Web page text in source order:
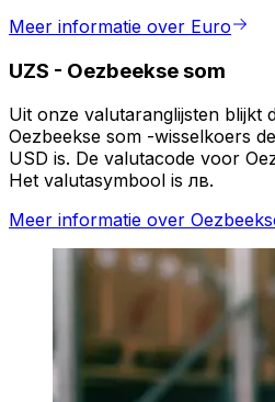
Meer informatie over Euro
UZS - Oezbeekse som
Uit onze valutaranglijsten blijkt
Oezbeekse som -wisselkoers
USD is. De valutacode voor
Het valutasymbool is лв.
Meer informatie over